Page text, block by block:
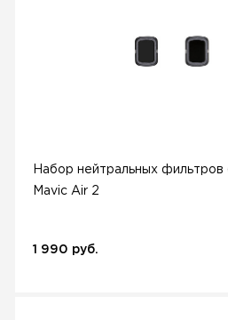
Набор нейтральных
Mavic Air 2
1 990 руб.